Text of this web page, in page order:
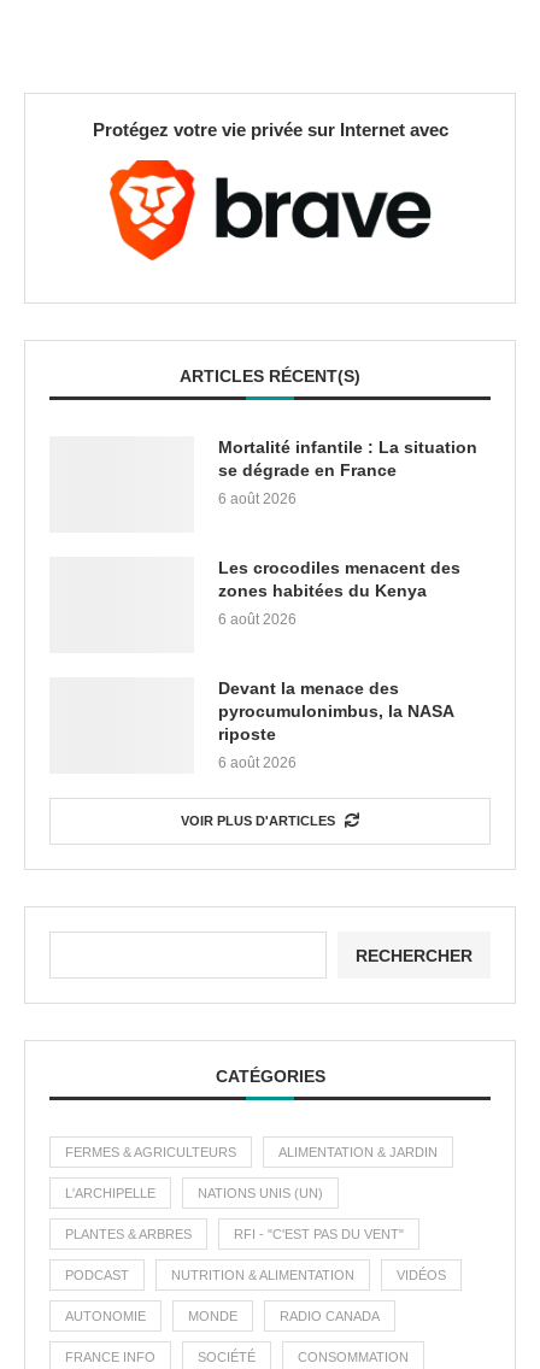
Protégez votre vie privée sur Internet avec
ARTICLES RÉCENT(S)
Mortalité infantile : La situation
se dégrade en France
6 août 2026
Les crocodiles menacent des
zones habitées du Kenya
6 août 2026
Devant la menace des
pyrocumulonimbus, la NASA
riposte
6 août 2026
VOIR PLUS D'ARTICLES
RECHERCHER
CATÉGORIES
FERMES & AGRICULTEURS ALIMENTATION & JARDIN
L'ARCHIPELLE NATIONS UNIS (UN)
PLANTES & ARBRES RFI - "C'EST PAS DU VENT"
PODCAST NUTRITION & ALIMENTATION VIDÉOS
AUTONOMIE MONDE RADIO CANADA
FRANCE INFO SOCIÉTÉ CONSOMMATION